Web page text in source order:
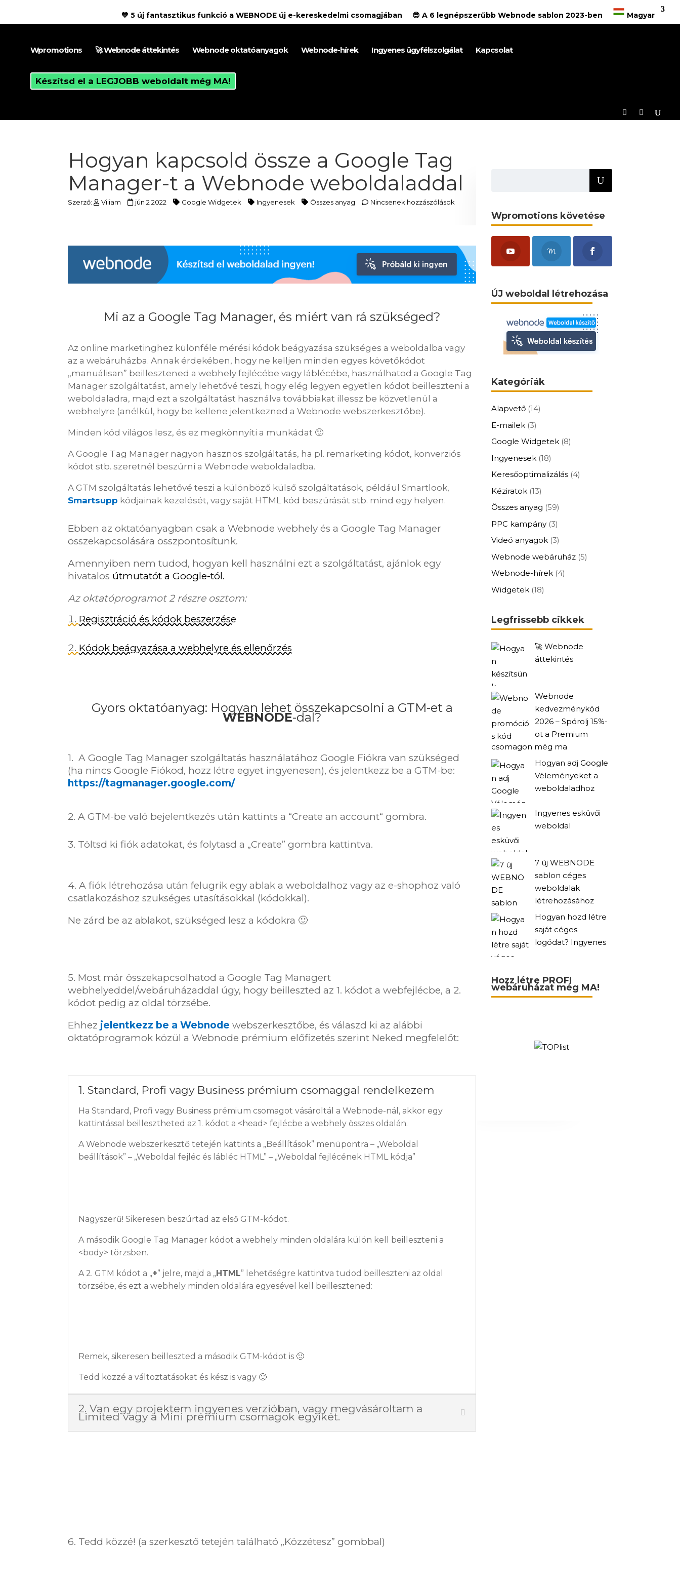
💙 5 új fantasztikus funkció a WEBNODE új e-kereskedelmi csomagjában 😎 A 6 legnépszerűbb Webnode sablon 2023-ben Magyar
Wpromotions 🚀 Webnode áttekintés Webnode oktatóanyagok Webnode-hírek Ingyenes ügyfélszolgálat Kapcsolat
Készítsd el a LEGJOBB weboldalt még MA!
Hogyan kapcsold össze a Google Tag
Manager-t a Webnode weboldaladdal
Szerző: Viliam jún 2 2022 Google Widgetek Ingyenesek Összes anyag Nincsenek hozzászólások
Mi az a Google Tag Manager, és miért van rá szükséged?
Az online marketinghez különféle mérési kódok beágyazása szükséges a weboldalba vagy
az a webáruházba. Annak érdekében, hogy ne kelljen minden egyes követőkódot
„manuálisan” beillesztened a webhely fejlécébe vagy láblécébe, használhatod a Google Tag
Manager szolgáltatást, amely lehetővé teszi, hogy elég legyen egyetlen kódot beilleszteni a
weboldaladra, majd ezt a szolgáltatást használva továbbiakat illessz be közvetlenül a
webhelyre (anélkül, hogy be kellene jelentkezned a Webnode webszerkesztőbe).
Minden kód világos lesz, és ez megkönnyíti a munkádat 🙂
A Google Tag Manager nagyon hasznos szolgáltatás, ha pl. remarketing kódot, konverziós
kódot stb. szeretnél beszúrni a Webnode weboldaladba.
A GTM szolgáltatás lehetővé teszi a különböző külső szolgáltatások, például Smartlook,
Smartsupp kódjainak kezelését, vagy saját HTML kód beszúrását stb. mind egy helyen.
Ebben az oktatóanyagban csak a Webnode webhely és a Google Tag Manager
összekapcsolására összpontosítunk.
Amennyiben nem tudod, hogyan kell használni ezt a szolgáltatást, ajánlok egy
hivatalos útmutatót a Google-tól.
Az oktatóprogramot 2 részre osztom:
Regisztráció és kódok beszerzése
Kódok beágyazása a webhelyre és ellenőrzés
Gyors oktatóanyag: Hogyan lehet összekapcsolni a GTM-et a
WEBNODE-dal?
1. A Google Tag Manager szolgáltatás használatához Google Fiókra van szükséged
(ha nincs Google Fiókod, hozz létre egyet ingyenesen), és jelentkezz be a GTM-be:
https://tagmanager.google.com/
2. A GTM-be való bejelentkezés után kattints a “Create an account“ gombra.
3. Töltsd ki fiók adatokat, és folytasd a „Create” gombra kattintva.
4. A fiók létrehozása után felugrik egy ablak a weboldalhoz vagy az e-shophoz való
csatlakozáshoz szükséges utasításokkal (kódokkal).
Ne zárd be az ablakot, szükséged lesz a kódokra 🙂
5. Most már összekapcsolhatod a Google Tag Managert
webhelyeddel/webáruházaddal úgy, hogy beilleszted az 1. kódot a webfejlécbe, a 2.
kódot pedig az oldal törzsébe.
Ehhez jelentkezz be a Webnode webszerkesztőbe, és válaszd ki az alábbi
oktatóprogramok közül a Webnode prémium előfizetés szerint Neked megfelelőt:
1. Standard, Profi vagy Business prémium csomaggal rendelkezem
Ha Standard, Profi vagy Business prémium csomagot vásároltál a Webnode-nál, akkor egy
kattintással beillesztheted az 1. kódot a <head> fejlécbe a webhely összes oldalán.
A Webnode webszerkesztő tetején kattints a „Beállítások” menüpontra – „Weboldal
beállítások” – „Weboldal fejléc és lábléc HTML” – „Weboldal fejlécének HTML kódja”
Nagyszerű! Sikeresen beszúrtad az első GTM-kódot.
A második Google Tag Manager kódot a webhely minden oldalára külön kell beilleszteni a
<body> törzsben.
A 2. GTM kódot a „+” jelre, majd a „ HTML” lehetőségre kattintva tudod beilleszteni az oldal
törzsébe, és ezt a webhely minden oldalára egyesével kell beillesztened:
Remek, sikeresen beilleszted a második GTM-kódot is 🙂
Tedd közzé a változtatásokat és kész is vagy 🙂
2. Van egy projektem ingyenes verzióban, vagy megvásároltam a
Limited vagy a Mini prémium csomagok egyikét.
6. Tedd közzé! (a szerkesztő tetején található „Közzétesz” gombbal)
Wpromotions követése
ÚJ weboldal létrehozása
Kategóriák
Alapvető(14)
E-mailek(3)
Google Widgetek(8)
Ingyenesek(18)
Keresőoptimalizálás(4)
Kéziratok(13)
Összes anyag (59)
PPC kampány(3)
Videó anyagok(3)
Webnode webáruház(5)
Webnode-hírek(4)
Widgetek(18)
Legfrissebb cikkek
🚀 Webnode
áttekintés
Webnode
kedvezménykód
2026 – Spórolj 15%-
ot a Premium
csomagon még ma
Hogyan adj Google
Véleményeket a
weboldaladhoz
Ingyenes esküvői
weboldal
7 új WEBNODE
sablon céges
weboldalak
létrehozásához
Hogyan hozd létre
saját céges
logódat? Ingyenes
Hozz létre PROFI
webáruházat még MA!